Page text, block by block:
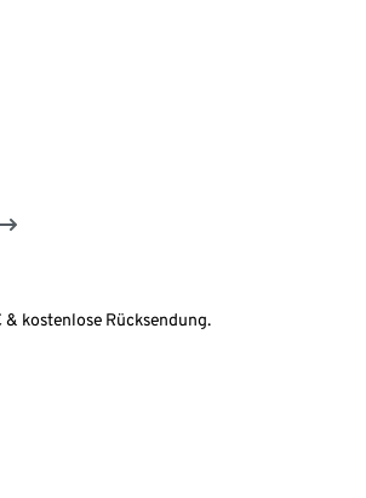
kostenlose Rücksendung.